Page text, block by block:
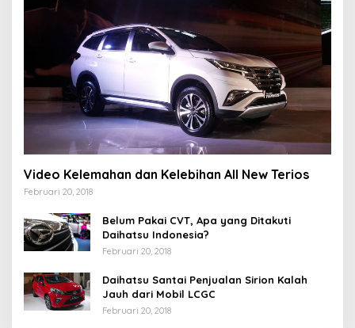
Video Kelemahan dan Kelebihan All New Terios
Februari 20, 2018
Belum Pakai CVT, Apa yang Ditakuti
Daihatsu Indonesia?
Februari 20, 2018
Daihatsu Santai Penjualan Sirion Kalah
Jauh dari Mobil LCGC
Februari 20, 2018